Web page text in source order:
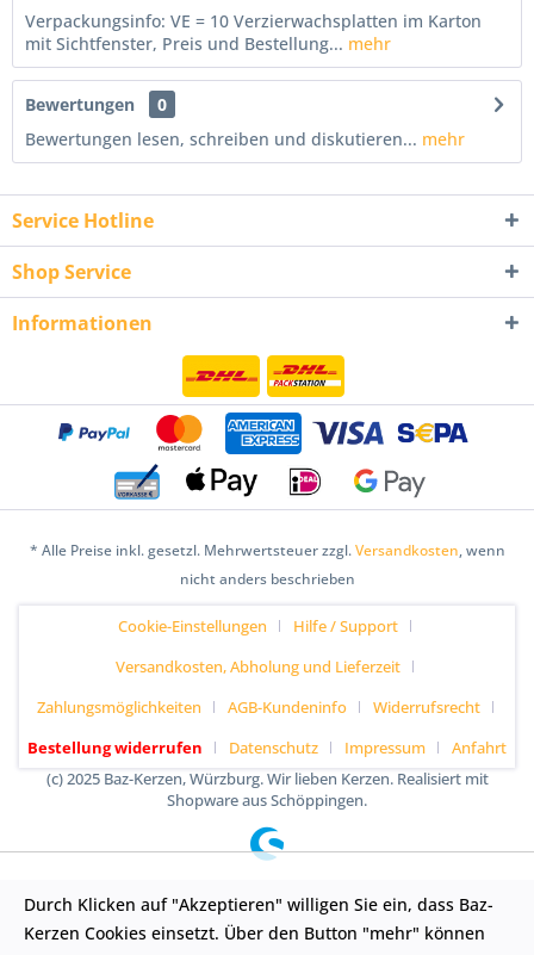
Verpackungsinfo: VE = 10 Verzierwachsplatten im Karton
mit Sichtfenster, Preis und Bestellung... mehr
Bewertungen
0
Bewertungen lesen, schreiben und diskutieren... mehr
Service Hotline
Shop Service
Informationen
* Alle Preise inkl. gesetzl. Mehrwertsteuer zzgl.Versandkosten, wenn
nicht anders beschrieben
Cookie-Einstellungen
Hilfe / Support
Versandkosten, Abholung und Lieferzeit
Zahlungsmöglichkeiten
AGB-Kundeninfo
Widerrufsrecht
Bestellung widerrufen
Datenschutz Impressum
Anfahrt
(c) 2025 Baz-Kerzen, Würzburg. Wir lieben Kerzen. Realisiert mit
Shopware aus Schöppingen.
Durch Klicken auf "Akzeptieren" willigen Sie ein, dass Baz-
Kerzen Cookies einsetzt. Über den Button "mehr" können